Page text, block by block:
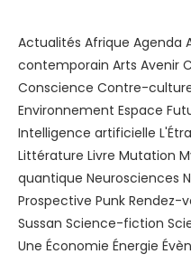
Actualités Afrique Agenda
contemporain Arts Avenir
Conscience Contre-
Environnement Espace
Intelligence artificielle
Littérature Livre Mutation
quantique Neurosciences
Prospective Punk Rendez-
Sussan Science-fiction
Une Économie Énergie